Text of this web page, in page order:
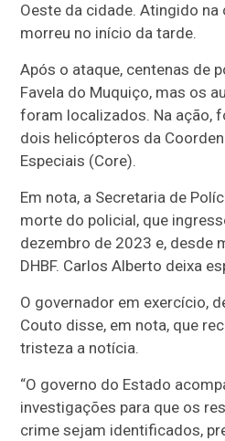
Oeste da cidade. Atingido na
morreu no início da tarde.
Após o ataque, centenas de
Favela do Muquiço, mas os
foram localizados. Na ação,
dois helicópteros da
Especiais (Core).
Em nota, a Secretaria de
morte do policial, que
dezembro de 2023 e, desde
DHBF. Carlos Alberto deixa
O governador em exercício,
Couto disse, em nota, que
tristeza a notícia.
“O governo do Estado
investigações para que os
crime sejam identificados,